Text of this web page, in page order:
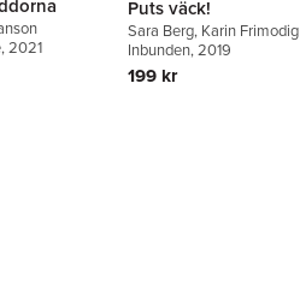
, 2021
Puts väck!
Sara Berg, Karin Frimodig
Inbunden, 2019
199 kr